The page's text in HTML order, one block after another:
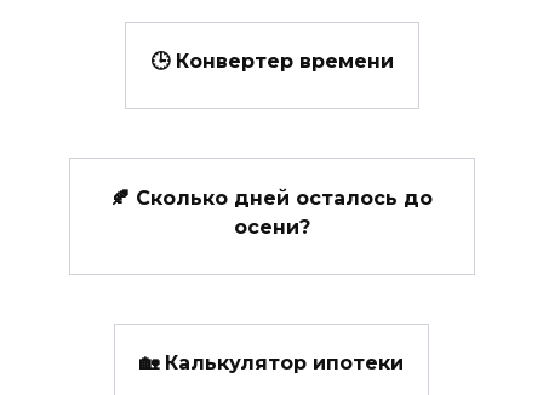
🕒 Конвертер времени
🍂 Сколько дней осталось до
осени?
🏡 Калькулятор ипотеки